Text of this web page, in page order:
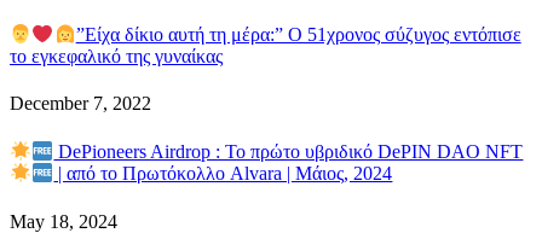
”Είχα δίκιο αυτή τη μέρα:” Ο 51χρονος σύζυγος εντόπισε
το εγκεφαλικό της γυναίκας
December 7, 2022
DePioneers Airdrop : Το πρώτο υβριδικό DePIN DAO NFT
| από το Πρωτόκολλο Alvara | Μάιος, 2024
May 18, 2024